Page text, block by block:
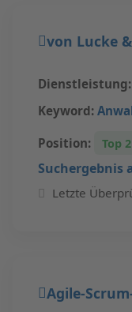
von Lucke
Dienstleistung:
Keyword:
Position: Top 2
Suchergebnis
Letzte
Agile-